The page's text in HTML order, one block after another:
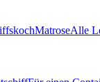
MatroseAlle